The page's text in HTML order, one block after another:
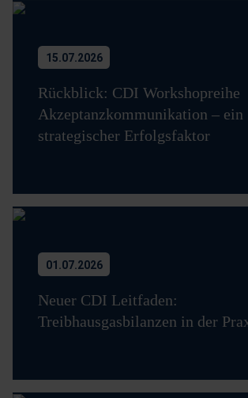
15.07.2026
Rückblick: CDI Workshopreihe
Akzeptanzkommunikation – ein
strategischer Erfolgsfaktor
01.07.2026
Neuer CDI Leitfaden:
Treibhausgasbilanzen in der